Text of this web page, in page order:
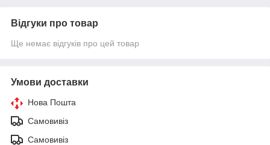
Відгуки про товар
Ще немає відгуків про цей товар
Умови доставки
Нова Пошта
Самовивіз
Самовивіз